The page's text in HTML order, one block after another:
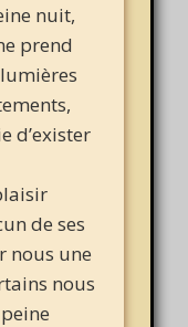
nuit,
prend
d’exister
de ses
nous une
nous